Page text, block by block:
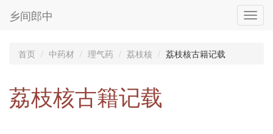
乡间郎中
首页 中药材 理气药 荔枝核 荔枝核古籍记载
荔枝核古籍记载